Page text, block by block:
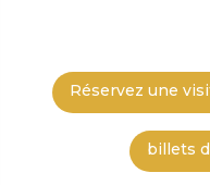
Réservez une
billets